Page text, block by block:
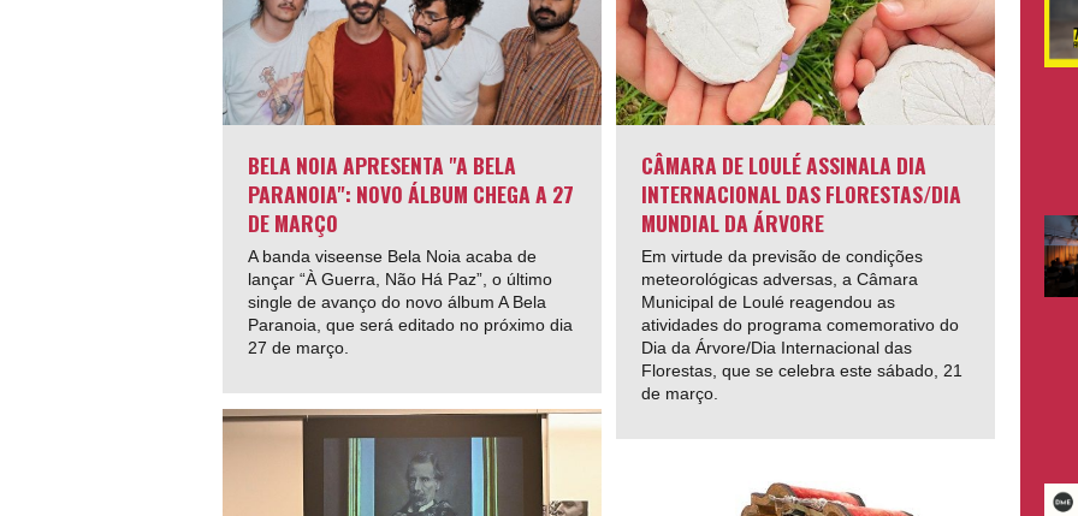
BELA NOIA APRESENTA "A BELA
PARANOIA": NOVO ÁLBUM CHEGA A 27
DE MARÇO
A banda viseense Bela Noia acaba de
lançar “À Guerra, Não Há Paz”, o último
single de avanço do novo álbum A Bela
Paranoia, que será editado no próximo dia
27 de março.
CÂMARA DE LOULÉ ASSINALA DIA
INTERNACIONAL DAS FLORESTAS/DIA
MUNDIAL DA ÁRVORE
Em virtude da previsão de condições
meteorológicas adversas, a Câmara
Municipal de Loulé reagendou as
atividades do programa comemorativo do
Dia da Árvore/Dia Internacional das
Florestas, que se celebra este sábado, 21
de março.